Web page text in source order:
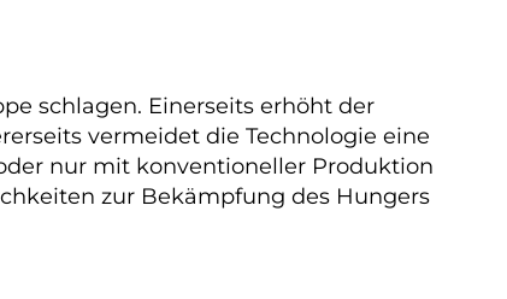
schlagen. Einerseits erhöht der
vermeidet die Technologie eine
nur mit konventioneller Produktion
zur Bekämpfung des Hungers